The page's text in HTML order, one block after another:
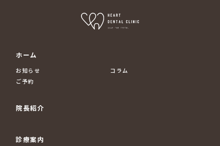
ホーム
お知らせ
コラム
ご予約
院長紹介
診療案内